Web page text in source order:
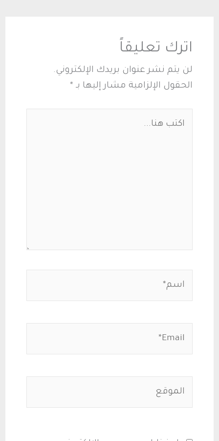
اترك تعليقاً
لن يتم نشر عنوان بريدك الإلكتروني.
الحقول الإلزامية مشار إليها بـ *